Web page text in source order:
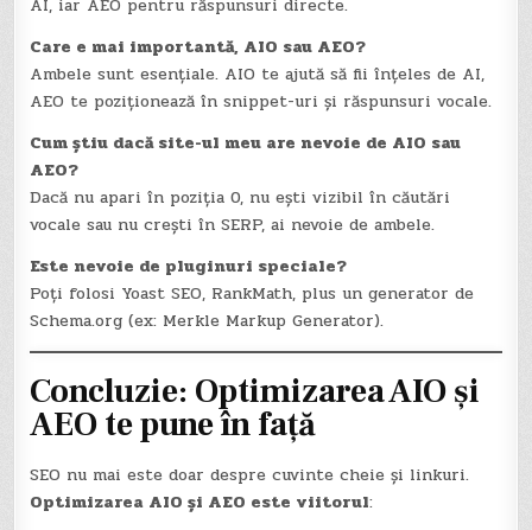
AI, iar AEO pentru răspunsuri directe.
Care e mai importantă, AIO sau AEO?
Ambele sunt esențiale. AIO te ajută să fii înțeles de AI,
AEO te poziționează în snippet-uri și răspunsuri vocale.
Cum știu dacă site-ul meu are nevoie de AIO sau
AEO?
Dacă nu apari în poziția 0, nu ești vizibil în căutări
vocale sau nu crești în SERP, ai nevoie de ambele.
Este nevoie de pluginuri speciale?
Poți folosi Yoast SEO, RankMath, plus un generator de
Schema.org (ex: Merkle Markup Generator).
Concluzie: Optimizarea AIO și
AEO te pune în față
SEO nu mai este doar despre cuvinte cheie și linkuri.
Optimizarea AIO și AEO este viitorul: